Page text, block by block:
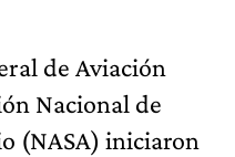
de Aviación
Nacional de
(NASA) iniciaron